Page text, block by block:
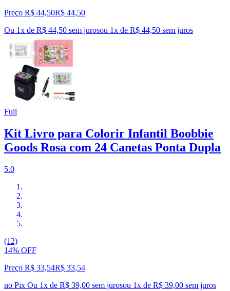
Preço R$ 44,50R$ 44,50
Ou 1x de R$ 44,50 sem jurosou 1x de R$ 44,50 sem juros
Full
Kit Livro para Colorir Infantil Boobbie
Goods Rosa com 24 Canetas Ponta Dupla
5.0
(12)
14% OFF
Preço R$ 33,54R$ 33,54
no Pix Ou 1x de R$ 39,00 sem jurosou 1x de R$ 39,00 sem juros